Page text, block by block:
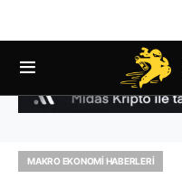
MAKRO EKONOMI HABERLERI